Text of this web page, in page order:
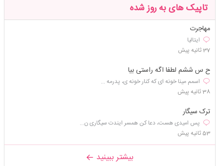
تاپیک های به روز شده
مهاجرت
ایتالیا
37 ثانیه پیش
ح س ششم لطفا اگه راستی بیا
اسمم مینا خونه ای که کنار خونه ی، پدرمه ...
38 ثانیه پیش
ترک سیگار
پس امیدی هست، دعا کن همسر ایندت سیگاری ن...
53 ثانیه پیش
بیشتر ببینید